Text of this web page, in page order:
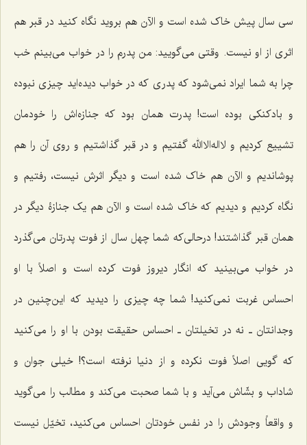
سى سال پیش خاک شده است و الآن هم بروید نگاه کنید در قبر هم
اثرى از او نیست. وقتى مى‌گویید: من پدرم را در خواب مى‌بینم خب
چرا به شما ایراد نمی‌شود که پدرى که در خواب دیده‌اید چیزى نبوده
و بادکنکی بوده است! پدرت همان بود که جنازه‌اش را خودمان
تشییع کردیم و لااله‌الاالله گفتیم و در قبر گذاشتیم و روی آن را هم
پوشاندیم و الآن هم خاک شده است و دیگر اثرش نیست، رفتیم و
نگاه کردیم و دیدیم که خاک شده است و الآن هم یک جنازۀ دیگر در
همان قبر گذاشتند! درحالی‌که شما چهل سال از فوت پدرتان مى‌گذرد
در خواب مى‌بینید که انگار دیروز فوت کرده است و اصلاً با او
احساس غربت نمى‌کنید! شما چه چیزی را دیدید که این‌چنین در
وجدانتان ـ نه در تخیلتان ـ احساس حقیقت بودن با او را مى‌کنید
که گویى اصلاً فوت نکرده و از دنیا نرفته است؟! خیلى جوان و
شاداب و بشّاش مى‌آید و با شما صحبت مى‌کند و مطالب را مى‌گوید
و واقعاً وجودش را در نفس خودتان احساس مى‌کنید، تخیّل نیست